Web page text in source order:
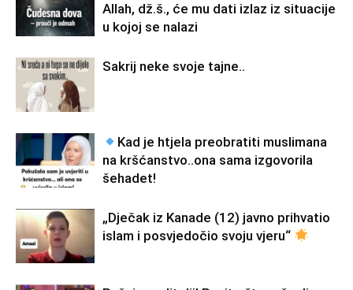
Allah, dž.š., će mu dati izlaz iz situacije
u kojoj se nalazi
Sakrij neke svoje tajne..
Kad je htjela preobratiti muslimana
na kršćanstvo..ona sama izgovorila
šehadet!
„Dječak iz Kanade (12) javno prihvatio
islam i posvjedočio svoju vjeru“